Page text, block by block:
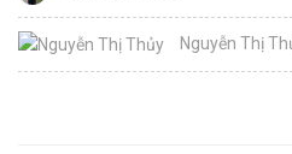
Nguyễn Thị